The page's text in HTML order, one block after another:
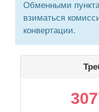
Обменными
взиматься
конвертации.